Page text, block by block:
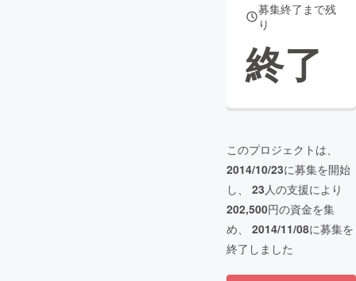
募集終了まで残
り
終了
このプロジェクトは、
2014/10/23に募集を開始
し、 23人の支援により
202,500円の資金を集
め、 2014/11/08に募集を
終了しました